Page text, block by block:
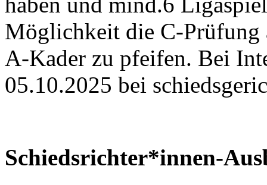
Möglichkeit die C-Prüfung
A-Kader zu pfeifen. Bei
05.10.2025 bei
Schiedsrichter*innen-